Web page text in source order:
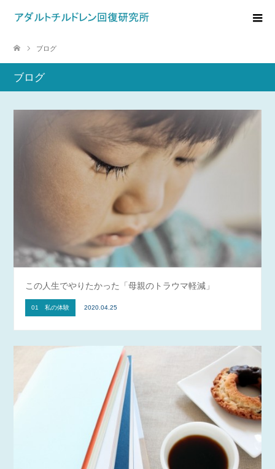
ブログ
ブログ
この人生でやりたかった「母親のトラウマ軽減」
01 私の体験 2020.04.25